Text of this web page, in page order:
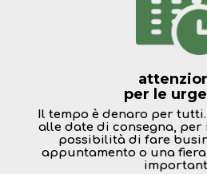
per le
Il tempo è denaro per
alle date di consegna,
possibilità di fare
appuntamento o una fiera